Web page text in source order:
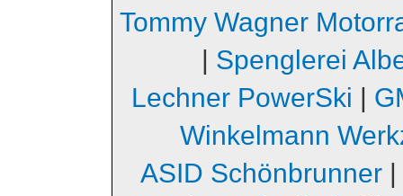
Tommy Wagner
| Spenglerei
Lechner PowerSki |
Winkelmann
ASID Schönbrunner|